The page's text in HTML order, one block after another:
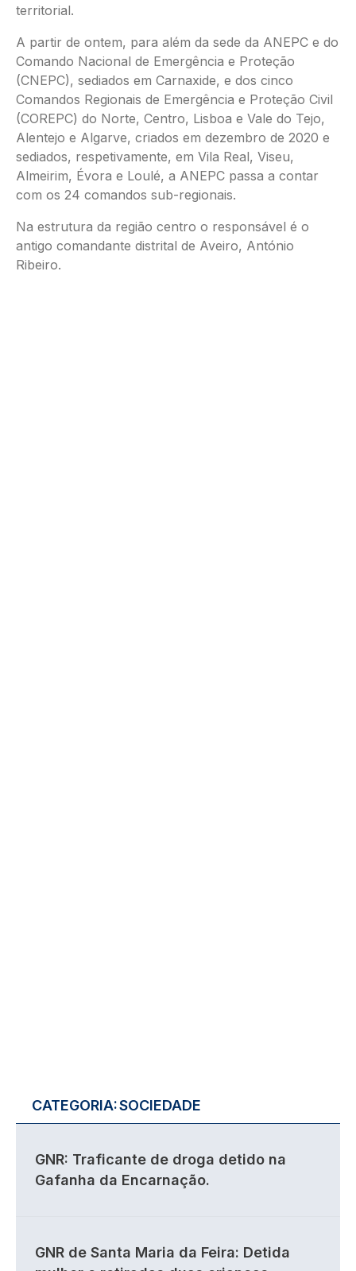
territorial.
A partir de ontem, para além da sede da ANEPC e do
Comando Nacional de Emergência e Proteção
(CNEPC), sediados em Carnaxide, e dos cinco
Comandos Regionais de Emergência e Proteção Civil
(COREPC) do Norte, Centro, Lisboa e Vale do Tejo,
Alentejo e Algarve, criados em dezembro de 2020 e
sediados, respetivamente, em Vila Real, Viseu,
Almeirim, Évora e Loulé, a ANEPC passa a contar
com os 24 comandos sub-regionais.
Na estrutura da região centro o responsável é o
antigo comandante distrital de Aveiro, António
Ribeiro.
CATEGORIA:SOCIEDADE
GNR: Traficante de droga detido na
Gafanha da Encarnação.
GNR de Santa Maria da Feira: Detida